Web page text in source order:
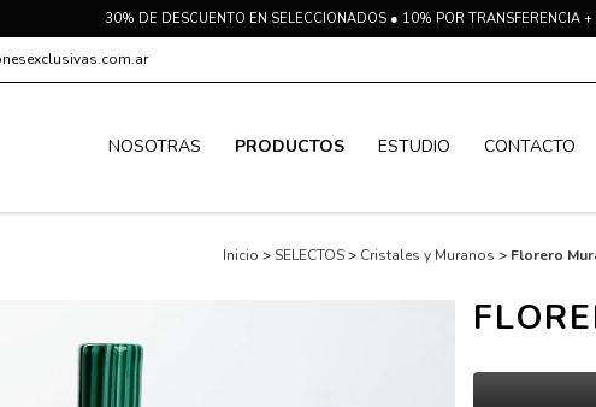
30% DE DESCUENTO EN SELECCIONADOS ● 10% POR TRANSFERENCIA
NOSOTRAS PRODUCTOS ESTUDIO CONTACTO
Inicio >SELECTOS> Cristales y Muranos > Florero